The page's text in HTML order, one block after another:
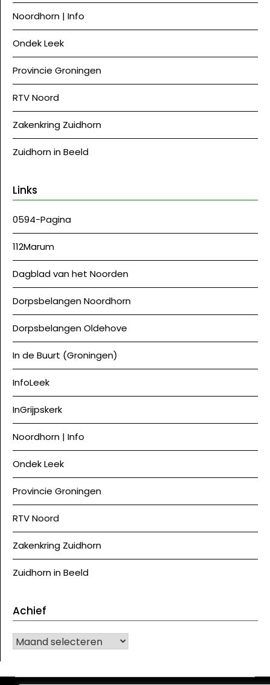
Noordhorn | Info
Ondek Leek
Provincie Groningen
RTV Noord
Zakenkring Zuidhorn
Zuidhorn in Beeld
Links
0594-Pagina
112Marum
Dagblad van het Noorden
Dorpsbelangen Noordhorn
Dorpsbelangen Oldehove
In de Buurt (Groningen)
InfoLeek
InGrijpskerk
Noordhorn | Info
Ondek Leek
Provincie Groningen
RTV Noord
Zakenkring Zuidhorn
Zuidhorn in Beeld
Achief
Achief